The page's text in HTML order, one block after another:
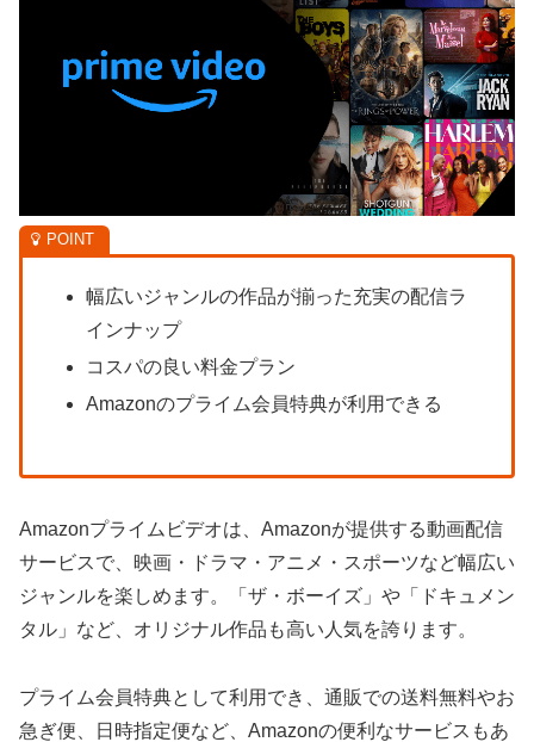
幅広いジャンルの作品が揃った充実の配信ラ
インナップ
コスパの良い料金プラン
Amazonのプライム会員特典が利用できる
Amazonプライムビデオは、Amazonが提供する動画配信
サービスで、映画・ドラマ・アニメ・スポーツなど幅広い
ジャンルを楽しめます。「ザ・ボーイズ」や「ドキュメン
タル」など、オリジナル作品も高い人気を誇ります。
プライム会員特典として利用でき、通販での送料無料やお
急ぎ便、日時指定便など、Amazonの便利なサービスもあ